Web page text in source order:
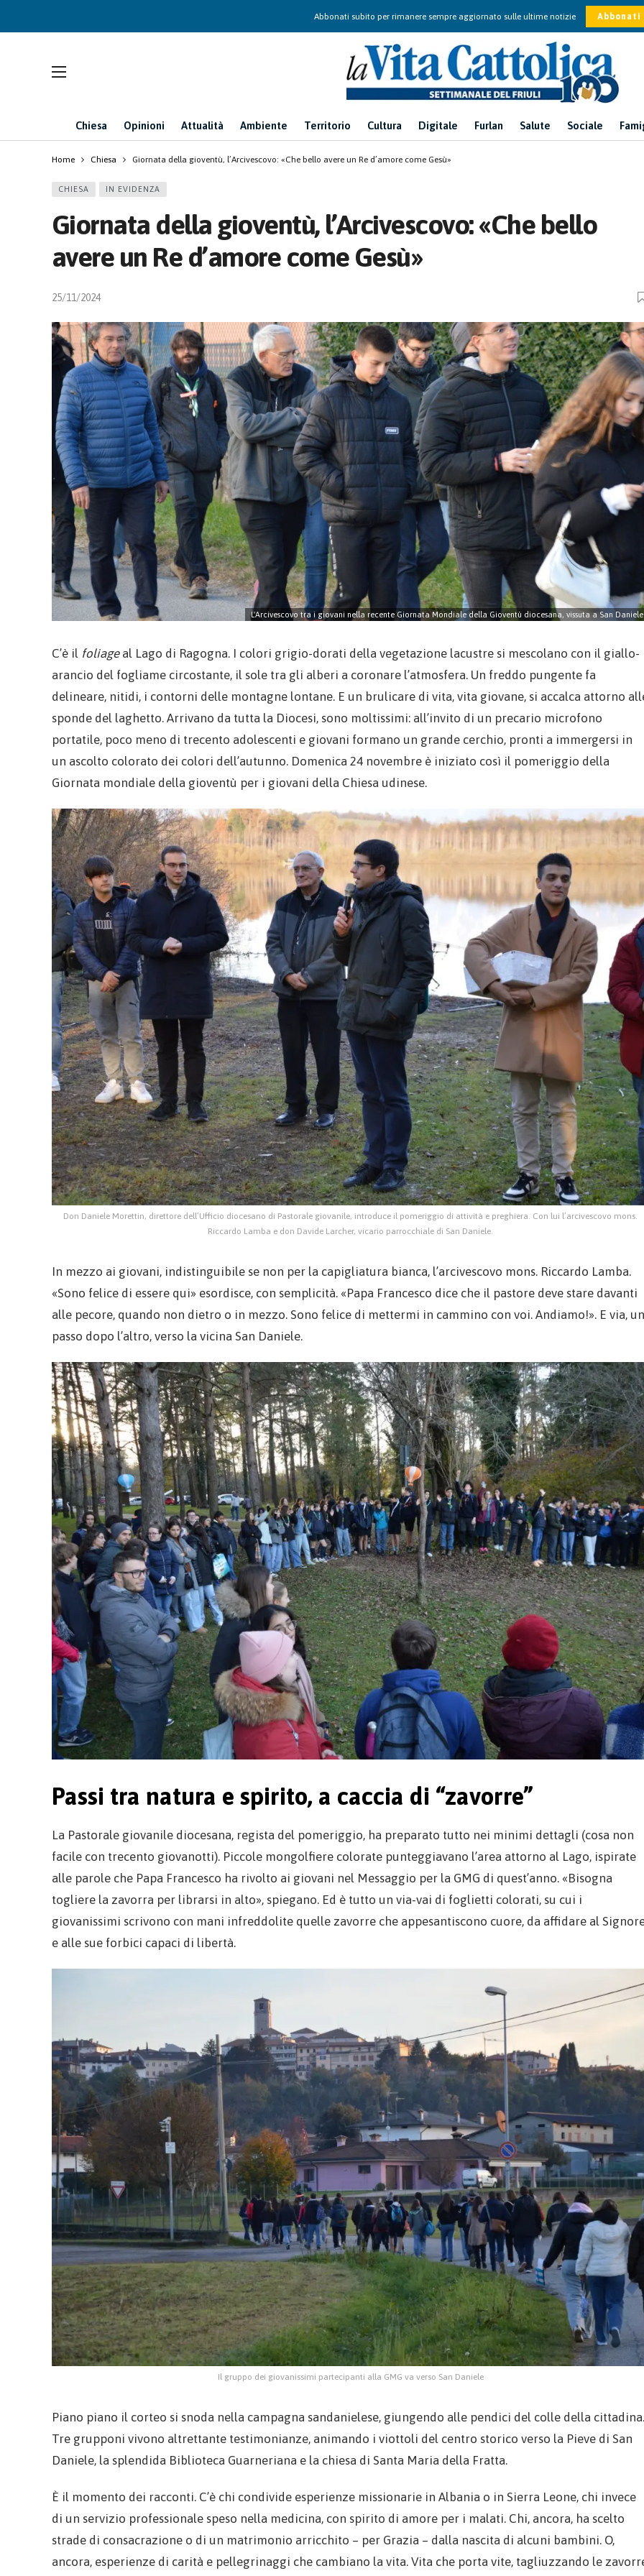
Abbonati subito per rimanere sempre aggiornato sulle ultime notizie Abbonati
Chiesa Opinioni Attualità Ambiente Territorio Cultura Digitale Furlan Salute Sociale
Home Chiesa Giornata della gioventù, l’Arcivescovo: «Che bello avere un Re d’amore come Gesù»
CHIESA IN EVIDENZA
Giornata della gioventù, l’Arcivescovo: «Che bello
avere un Re d’amore come Gesù»
25/11/2024
L'Arcivescovo tra i giovani nella recente Giornata Mondiale della Gioventù diocesana, vissuta a San Daniele
C’è il foliageal Lago di Ragogna. I colori grigio-dorati della vegetazione lacustre si mescolano con il giallo-
arancio del fogliame circostante, il sole tra gli alberi a coronare l’atmosfera. Un freddo pungente fa
delineare, nitidi, i contorni delle montagne lontane. E un brulicare di vita, vita giovane, si accalca attorno
sponde del laghetto. Arrivano da tutta la Diocesi, sono moltissimi: all’invito di un precario microfono
portatile, poco meno di trecento adolescenti e giovani formano un grande cerchio, pronti a immergersi in
un ascolto colorato dei colori dell’autunno. Domenica 24 novembre è iniziato così il pomeriggio della
Giornata mondiale della gioventù per i giovani della Chiesa udinese.
Don Daniele Morettin, direttore dell’Ufficio diocesano di Pastorale giovanile, introduce il pomeriggio di attività e preghiera. Con lui l’arcivescovo mons.
Riccardo Lamba e don Davide Larcher, vicario parrocchiale di San Daniele.
In mezzo ai giovani, indistinguibile se non per la capigliatura bianca, l’arcivescovo mons. Riccardo Lamba.
«Sono felice di essere qui» esordisce, con semplicità. «Papa Francesco dice che il pastore deve stare davanti
alle pecore, quando non dietro o in mezzo. Sono felice di mettermi in cammino con voi. Andiamo!». E via, un
passo dopo l’altro, verso la vicina San Daniele.
Passi tra natura e spirito, a caccia di “zavorre”
La Pastorale giovanile diocesana, regista del pomeriggio, ha preparato tutto nei minimi dettagli (cosa non
facile con trecento giovanotti). Piccole mongolfiere colorate punteggiavano l’area attorno al Lago, ispirate
alle parole che Papa Francesco ha rivolto ai giovani nel Messaggio per la GMG di quest’anno. «Bisogna
togliere la zavorra per librarsi in alto», spiegano. Ed è tutto un via-vai di foglietti colorati, su cui i
giovanissimi scrivono con mani infreddolite quelle zavorre che appesantiscono cuore, da affidare al
e alle sue forbici capaci di libertà.
Il gruppo dei giovanissimi partecipanti alla GMG va verso San Daniele
Piano piano il corteo si snoda nella campagna sandanielese, giungendo alle pendici del colle della cittadina.
Tre grupponi vivono altrettante testimonianze, animando i viottoli del centro storico verso la Pieve di San
Daniele, la splendida Biblioteca Guarneriana e la chiesa di Santa Maria della Fratta.
È il momento dei racconti. C’è chi condivide esperienze missionarie in Albania o in Sierra Leone, chi invece
di un servizio professionale speso nella medicina, con spirito di amore per i malati. Chi, ancora, ha scelto
strade di consacrazione o di un matrimonio arricchito – per Grazia – dalla nascita di alcuni bambini. O,
ancora, esperienze di carità e pellegrinaggi che cambiano la vita. Vita che porta vite, tagliuzzando le